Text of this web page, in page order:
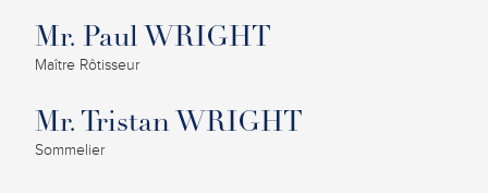
Mr. Paul WRIGHT
Maître Rôtisseur
Mr. Tristan WRIGHT
Sommelier